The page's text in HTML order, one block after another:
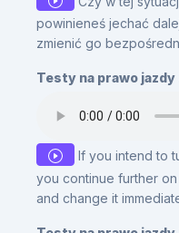
powinieneś jechać
zmienić go
Testy na prawo
If you intend to
you continue further
and change it